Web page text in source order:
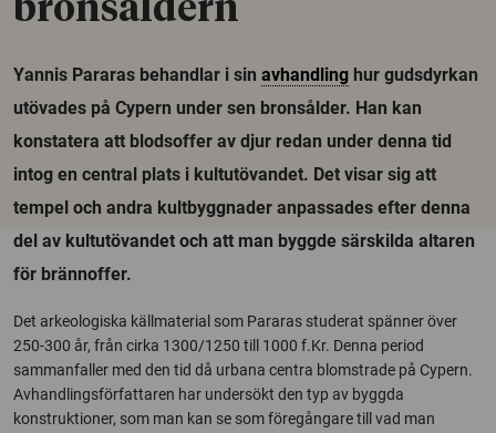
bronsåldern
Yannis Pararas behandlar i sin avhandling hur gudsdyrkan
utövades på Cypern under sen bronsålder. Han kan
konstatera att blodsoffer av djur redan under denna tid
intog en central plats i kultutövandet. Det visar sig att
tempel och andra kultbyggnader anpassades efter denna
del av kultutövandet och att man byggde särskilda altaren
för brännoffer.
Det arkeologiska källmaterial som Pararas studerat spänner över
250-300 år, från cirka 1300/1250 till 1000 f.Kr. Denna period
sammanfaller med den tid då urbana centra blomstrade på Cypern.
Avhandlingsförfattaren har undersökt den typ av byggda
konstruktioner, som man kan se som föregångare till vad man